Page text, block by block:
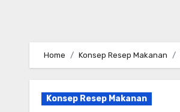
Home Konsep Resep Makanan
Konsep Resep Makanan